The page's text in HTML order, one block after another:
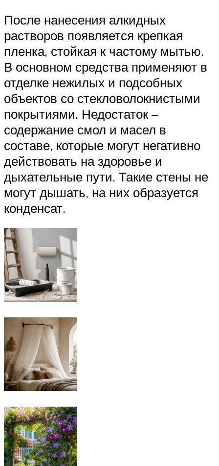
После нанесения алкидных
растворов появляется крепкая
пленка, стойкая к частому мытью.
В основном средства применяют в
отделке нежилых и подсобных
объектов со стекловолокнистыми
покрытиями. Недостаток –
содержание смол и масел в
составе, которые могут негативно
действовать на здоровье и
дыхательные пути. Такие стены не
могут дышать, на них образуется
конденсат.